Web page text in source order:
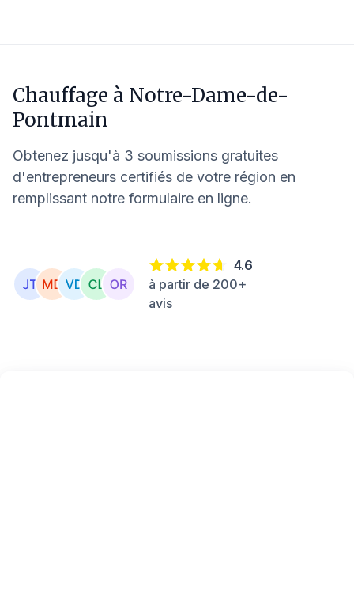
Chauffage à Notre-Dame-de-
Pontmain
Obtenez jusqu'à 3 soumissions gratuites
d'entrepreneurs certifiés de votre région en
remplissant notre formulaire en ligne.
4.6
à partir de 200+
avis